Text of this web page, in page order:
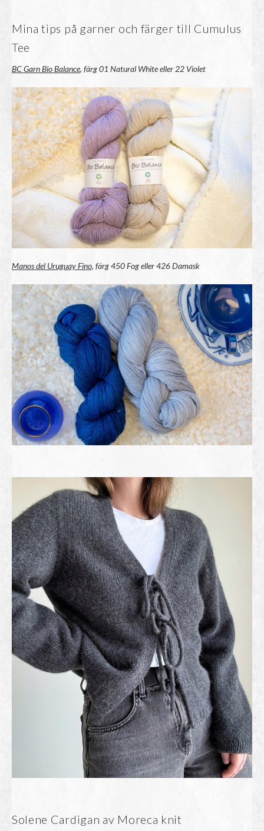
Mina tips på garner och färger till Cumulus
Tee
BC Garn Bio Balance, färg 01 Natural White eller 22 Violet
Manos del Uruguay Fino, färg 450 Fog eller 426 Damask
Solene Cardigan av Moreca knit